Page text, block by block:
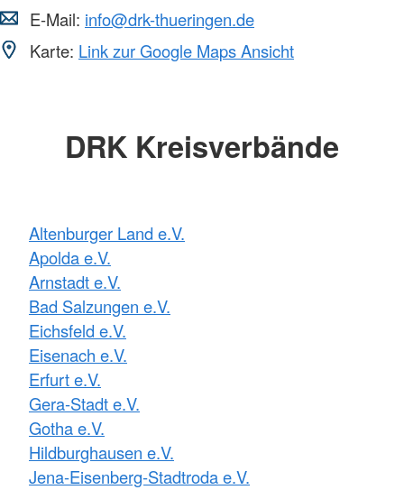
E-Mail: info@drk-thueringen.de
Karte: Link zur Google Maps Ansicht
DRK Kreisverbände
Altenburger Land e.V.
Apolda e.V.
Arnstadt e.V.
Bad Salzungen e.V.
Eichsfeld e.V.
Eisenach e.V.
Erfurt e.V.
Gera-Stadt e.V.
Gotha e.V.
Hildburghausen e.V.
Jena-Eisenberg-Stadtroda e.V.